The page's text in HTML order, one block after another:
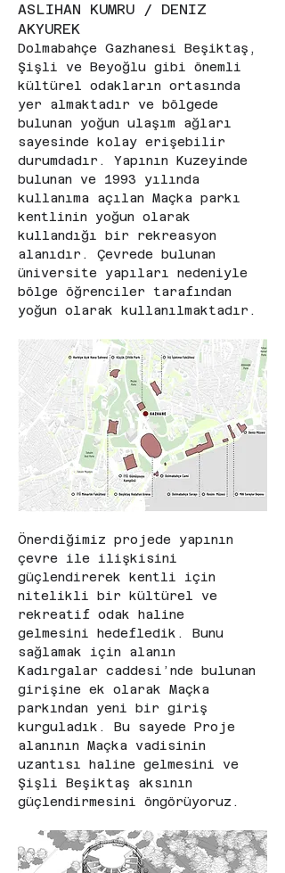
ASLIHAN KUMRU / DENIZ
AKYUREK
Dolmabahçe Gazhanesi Beşiktaş,
Şişli ve Beyoğlu gibi önemli
kültürel odakların ortasında
yer almaktadır ve bölgede
bulunan yoğun ulaşım ağları
sayesinde kolay erişebilir
durumdadır. Yapının Kuzeyinde
bulunan ve 1993 yılında
kullanıma açılan Maçka parkı
kentlinin yoğun olarak
kullandığı bir rekreasyon
alanıdır. Çevrede bulunan
üniversite yapıları nedeniyle
bölge öğrenciler tarafından
yoğun olarak kullanılmaktadır.
Önerdiğimiz projede yapının
çevre ile ilişkisini
güçlendirerek kentli için
nitelikli bir kültürel ve
rekreatif odak haline
gelmesini hedefledik. Bunu
sağlamak için alanın
Kadırgalar caddesi’nde bulunan
girişine ek olarak Maçka
parkından yeni bir giriş
kurguladık. Bu sayede Proje
alanının Maçka vadisinin
uzantısı haline gelmesini ve
Şişli Beşiktaş aksının
güçlendirmesini öngörüyoruz.